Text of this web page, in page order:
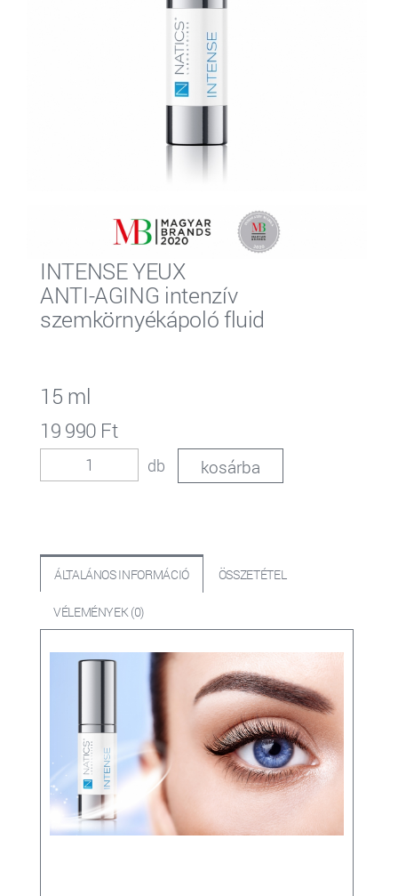
INTENSE YEUX
ANTI-AGING intenzív
szemkörnyékápoló fluid
15 ml
19 990 Ft
db
ÁLTALÁNOS INFORMÁCIÓ ÖSSZETÉTEL
VÉLEMÉNYEK (0)